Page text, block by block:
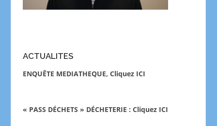
ACTUALITES
ENQUÊTE MEDIATHEQUE, Cliquez ICI
« PASS DÉCHETS » DÉCHETERIE : Cliquez ICI